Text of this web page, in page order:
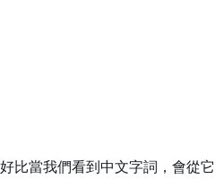
比當我們看到中文字詞，會從